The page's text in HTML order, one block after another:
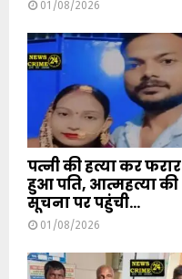
01/08/2026
पत्नी की हत्या कर फरार
हुआ पति, आत्महत्या की
सूचना पर पहुंची...
01/08/2026